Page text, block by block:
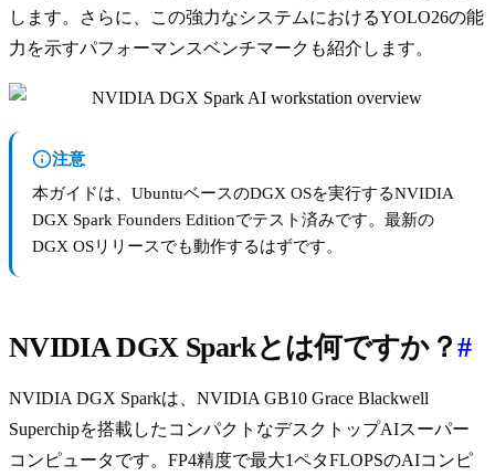
します。さらに、この強力なシステムにおけるYOLO26の能
力を示すパフォーマンスベンチマークも紹介します。
注意
本ガイドは、UbuntuベースのDGX OSを実行するNVIDIA
DGX Spark Founders Editionでテスト済みです。最新の
DGX OSリリースでも動作するはずです。
NVIDIA DGX Sparkとは何ですか？#
NVIDIA DGX Sparkは、NVIDIA GB10 Grace Blackwell
Superchipを搭載したコンパクトなデスクトップAIスーパー
コンピュータです。FP4精度で最大1ペタFLOPSのAIコンピ